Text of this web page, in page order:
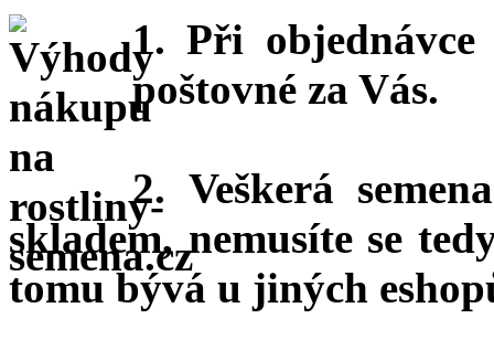
1. Při
poštovné za Vás.
2. Veškerá
skladem, nemusíte se
tomu bývá u jiných